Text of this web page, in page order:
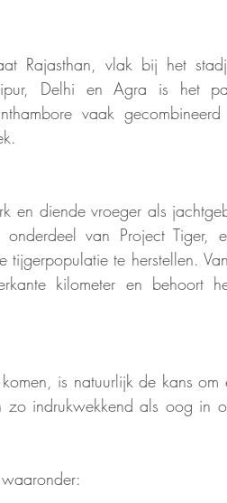
Rajasthan, vlak bij het
Delhi en Agra is het
vaak gecombineerd
en diende vroeger als
van Project Tiger,
tijgerpopulatie te herstellen.
kilometer en behoort
is natuurlijk de kans om
indrukwekkend als oog in